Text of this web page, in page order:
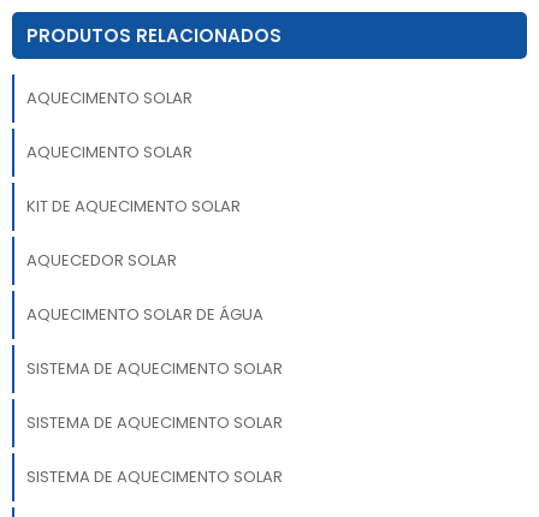
PRODUTOS RELACIONADOS
AQUECIMENTO SOLAR
AQUECIMENTO SOLAR
KIT DE AQUECIMENTO SOLAR
AQUECEDOR SOLAR
AQUECIMENTO SOLAR DE ÁGUA
SISTEMA DE AQUECIMENTO SOLAR
SISTEMA DE AQUECIMENTO SOLAR
SISTEMA DE AQUECIMENTO SOLAR